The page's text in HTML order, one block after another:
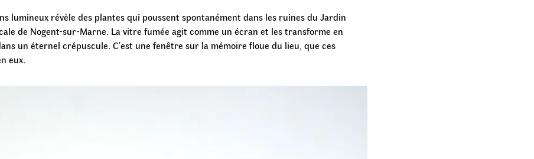
lumineux révèle des plantes qui poussent spontanément dans les ruines du Jardin
de Nogent-sur-Marne. La vitre fumée agit comme un écran et les transforme en
un éternel crépuscule. C’est une fenêtre sur la mémoire floue du lieu, que ces
eux.